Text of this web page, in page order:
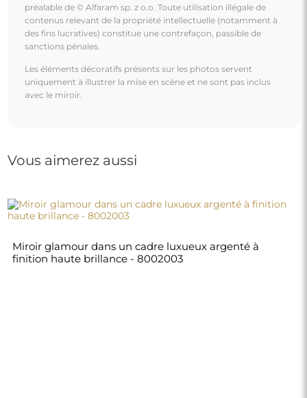
préalable de © Alfaram sp. z o.o. Toute utilisation illégale de
contenus relevant de la propriété intellectuelle (notamment à
des fins lucratives) constitue une contrefaçon, passible de
sanctions pénales.
Les éléments décoratifs présents sur les photos servent
uniquement à illustrer la mise en scène et ne sont pas inclus
avec le miroir.
Vous aimerez aussi
Miroir glamour dans un cadre luxueux argenté à
finition haute brillance - 8002003